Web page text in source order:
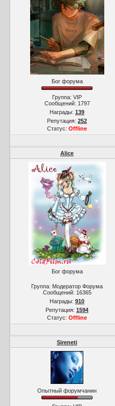
Бог форума
Группа: VIP
Сообщений: 1797
Награды: 139
Репутация: 252
Статус: Offline
Alice
Бог форума
Группа: Модератор Форума
Сообщений: 16365
Награды: 910
Репутация: 1594
Статус: Offline
Sireneti
Опытный форумчанин